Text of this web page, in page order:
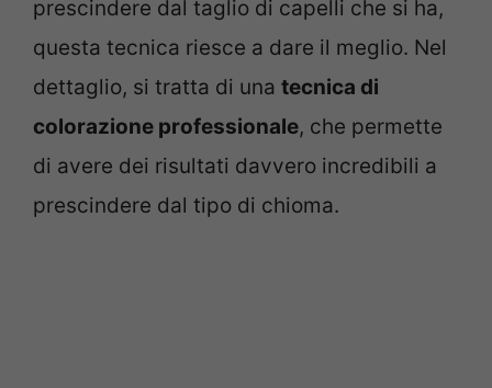
prescindere dal taglio di capelli che si ha,
questa tecnica riesce a dare il meglio. Nel
dettaglio, si tratta di una tecnica di
colorazione professionale, che permette
di avere dei risultati davvero incredibili a
prescindere dal tipo di chioma.